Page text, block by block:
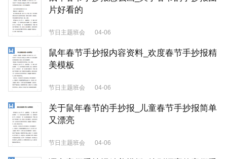
片好看的
节日主题班会 04-06
鼠年春节手抄报内容资料_欢度春节手抄报精
美模板
节日主题班会 04-06
关于鼠年春节的手抄报_儿童春节手抄报简单
又漂亮
节日主题班会 04-06